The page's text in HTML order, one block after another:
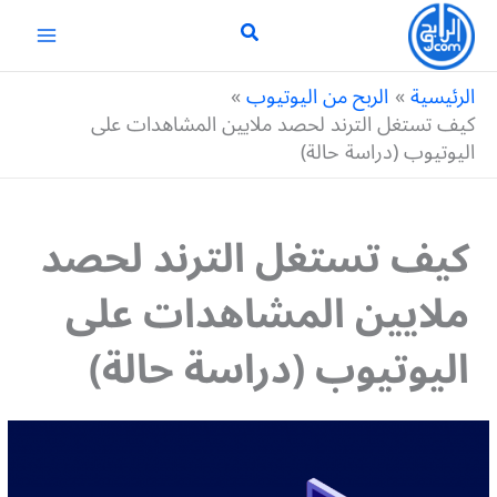
تخطي
المحتوى
الرئيسية الربح من اليوتيوب
كيف تستغل الترند لحصد ملايين المشاهدات على
اليوتيوب (دراسة حالة)
كيف تستغل الترند لحصد
ملايين المشاهدات على
اليوتيوب (دراسة حالة)